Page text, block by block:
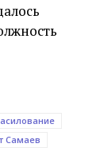
Самаев